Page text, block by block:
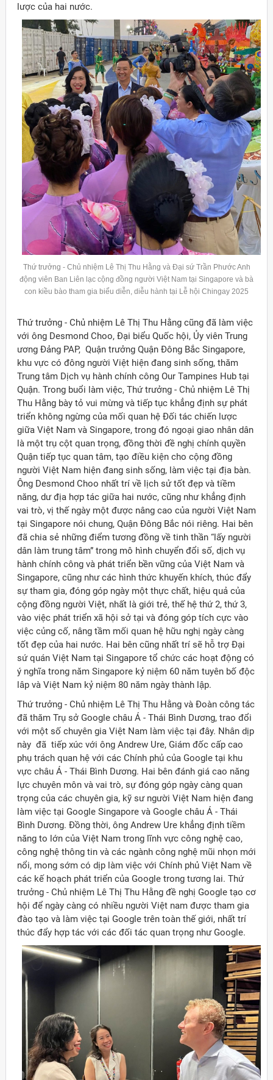
lược của hai nước.
Thứ trưởng - Chủ nhiệm Lê Thị Thu Hằng và Đại sứ Trần Phước Anh
động viên Ban Liên lạc cộng đồng người Việt Nam tại Singapore và bà
con kiều bào tham gia biểu diễn, diễu hành tại Lễ hội Chingay 2025
Thứ trưởng - Chủ nhiệm Lê Thị Thu Hằng cũng đã làm việc
với ông Desmond Choo, Đại biểu Quốc hội, Ủy viên Trung
ương Đảng PAP, Quận trưởng Quận Đông Bắc Singapore,
khu vực có đông người Việt hiện đang sinh sống, thăm
Trung tâm Dịch vụ hành chính công Our Tampines Hub tại
Quận. Trong buổi làm việc, Thứ trưởng - Chủ nhiệm Lê Thị
Thu Hằng bày tỏ vui mừng và tiếp tục khẳng định sự phát
triển không ngừng của mối quan hệ Đối tác chiến lược
giữa Việt Nam và Singapore, trong đó ngoại giao nhân dân
là một trụ cột quan trọng, đồng thời đề nghị chính quyền
Quận tiếp tục quan tâm, tạo điều kiện cho cộng đồng
người Việt Nam hiện đang sinh sống, làm việc tại địa bàn.
Ông Desmond Choo nhất trí về lịch sử tốt đẹp và tiềm
năng, dư địa hợp tác giữa hai nước, cũng như khẳng định
vai trò, vị thế ngày một được nâng cao của người Việt Nam
tại Singapore nói chung, Quận Đông Bắc nói riêng. Hai bên
đã chia sẻ những điểm tương đồng về tinh thần “lấy người
dân làm trung tâm” trong mô hình chuyển đổi số, dịch vụ
hành chính công và phát triển bền vững của Việt Nam và
Singapore, cũng như các hình thức khuyến khích, thúc đẩy
sự tham gia, đóng góp ngày một thực chất, hiệu quả của
cộng đồng người Việt, nhất là giới trẻ, thế hệ thứ 2, thứ 3,
vào việc phát triển xã hội sở tại và đóng góp tích cực vào
việc củng cố, nâng tầm mối quan hệ hữu nghị ngày càng
tốt đẹp của hai nước. Hai bên cũng nhất trí sẽ hỗ trợ Đại
sứ quán Việt Nam tại Singapore tổ chức các hoạt động có
ý nghĩa trong năm Singapore kỷ niệm 60 năm tuyên bố độc
lâp và Việt Nam kỷ niệm 80 năm ngày thành lập.
Thứ trưởng - Chủ nhiệm Lê Thị Thu Hằng và Đoàn công tác
đã thăm Trụ sở Google châu Á - Thái Bình Dương, trao đổi
với một số chuyên gia Việt Nam làm việc tại đây. Nhân dịp
này đã tiếp xúc với ông Andrew Ure, Giám đốc cấp cao
phụ trách quan hệ với các Chính phủ của Google tại khu
vực châu Á - Thái Bình Dương. Hai bên đánh giá cao năng
lực chuyên môn và vai trò, sự đóng góp ngày càng quan
trọng của các chuyên gia, kỹ sư người Việt Nam hiện đang
làm việc tại Google Singapore và Google châu Á - Thái
Bình Dương. Đồng thời, ông Andrew Ure khẳng định tiềm
năng to lớn của Việt Nam trong lĩnh vực công nghệ cao,
công nghệ thông tin và các ngành công nghệ mũi nhọn mới
nổi, mong sớm có dịp làm việc với Chính phủ Việt Nam về
các kế hoạch phát triển của Google trong tương lai. Thứ
trưởng - Chủ nhiệm Lê Thị Thu Hằng đề nghị Google tạo cơ
hội để ngày càng có nhiều người Việt nam được tham gia
đào tạo và làm việc tại Google trên toàn thế giới, nhất trí
thúc đẩy hợp tác với các đối tác quan trọng như Google.